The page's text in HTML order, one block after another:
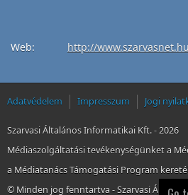
Web: http://www.szarvasnet.hu
Adatvédelem Impresszum Jogi
Szarvasi Általános Informatikai Kft. -2026
Médiaszolgáltatási tevékenységünket a
a Médiatanács Támogatási Program
© Minden jog fenntartva - Szarvasi